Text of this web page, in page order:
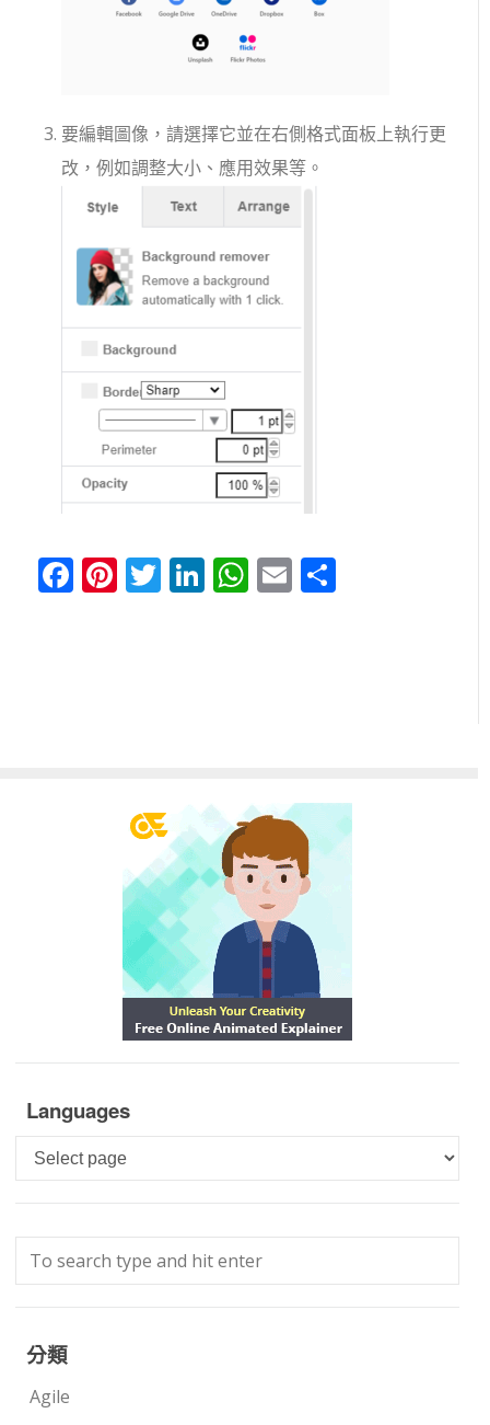
要編輯圖像，請選擇它並在右側格式面板上執行更
改，例如調整大小、應用效果等。
Facebook
Pinterest
Twitter
LinkedIn
WhatsApp
Email
Languages
Languages
分類
Agile